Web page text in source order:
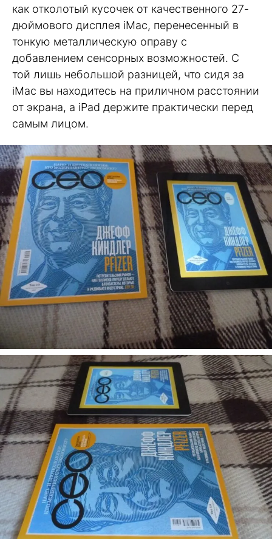
как отколотый кусочек от качественного 27-
дюймового дисплея iMac, перенесенный в
тонкую металлическую оправу с
добавлением сенсорных возможностей. C
той лишь небольшой разницей, что сидя за
iMac вы находитесь на приличном расстоянии
от экрана, а iPad держите практически перед
самым лицом.